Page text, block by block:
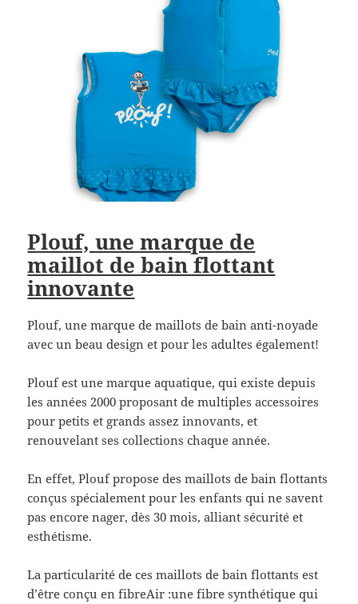
Plouf, une marque de
maillot de bain flottant
innovante
Plouf, une marque de maillots de bain anti-noyade
avec un beau design et pour les adultes également!
Plouf est une marque aquatique, qui existe depuis
les années 2000 proposant de multiples accessoires
pour petits et grands assez innovants, et
renouvelant ses collections chaque année.
En effet, Plouf propose des maillots de bain flottants
conçus spécialement pour les enfants qui ne savent
pas encore nager, dès 30 mois, alliant sécurité et
esthétisme.
La particularité de ces maillots de bain flottants est
d’être conçu en fibreAir :une fibre synthétique qui